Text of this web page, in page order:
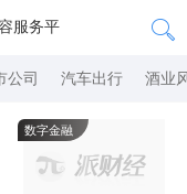
公司 汽车出行 酒业
数字金融